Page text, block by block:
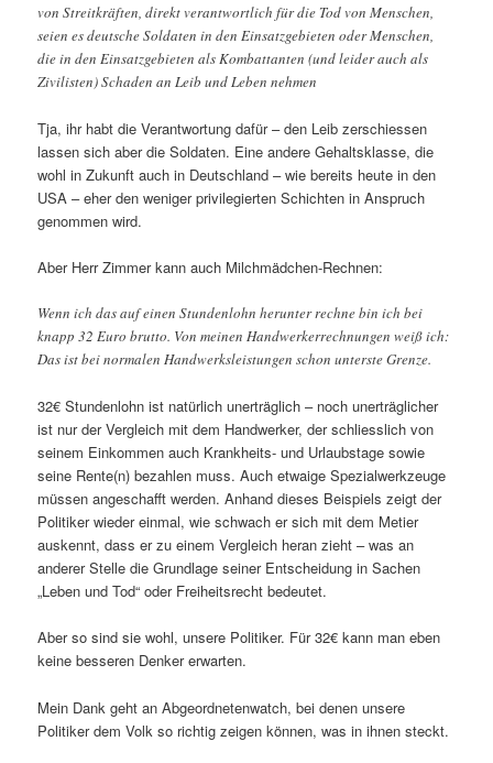
von Streitkräften, direkt verantwortlich für die Tod von Menschen,
seien es deutsche Soldaten in den Einsatzgebieten oder Menschen,
die in den Einsatzgebieten als Kombattanten (und leider auch als
Zivilisten) Schaden an Leib und Leben nehmen
Tja, ihr habt die Verantwortung dafür – den Leib zerschiessen
lassen sich aber die Soldaten. Eine andere Gehaltsklasse, die
wohl in Zukunft auch in Deutschland – wie bereits heute in den
USA – eher den weniger privilegierten Schichten in Anspruch
genommen wird.
Aber Herr Zimmer kann auch Milchmädchen-Rechnen:
Wenn ich das auf einen Stundenlohn herunter rechne bin ich bei
knapp 32 Euro brutto. Von meinen Handwerkerrechnungen weiß ich:
Das ist bei normalen Handwerksleistungen schon unterste Grenze.
32€ Stundenlohn ist natürlich unerträglich – noch unerträglicher
ist nur der Vergleich mit dem Handwerker, der schliesslich von
seinem Einkommen auch Krankheits- und Urlaubstage sowie
seine Rente(n) bezahlen muss. Auch etwaige Spezialwerkzeuge
müssen angeschafft werden. Anhand dieses Beispiels zeigt der
Politiker wieder einmal, wie schwach er sich mit dem Metier
auskennt, dass er zu einem Vergleich heran zieht – was an
anderer Stelle die Grundlage seiner Entscheidung in Sachen
„Leben und Tod“ oder Freiheitsrecht bedeutet.
Aber so sind sie wohl, unsere Politiker. Für 32€ kann man eben
keine besseren Denker erwarten.
Mein Dank geht an Abgeordnetenwatch, bei denen unsere
Politiker dem Volk so richtig zeigen können, was in ihnen steckt.